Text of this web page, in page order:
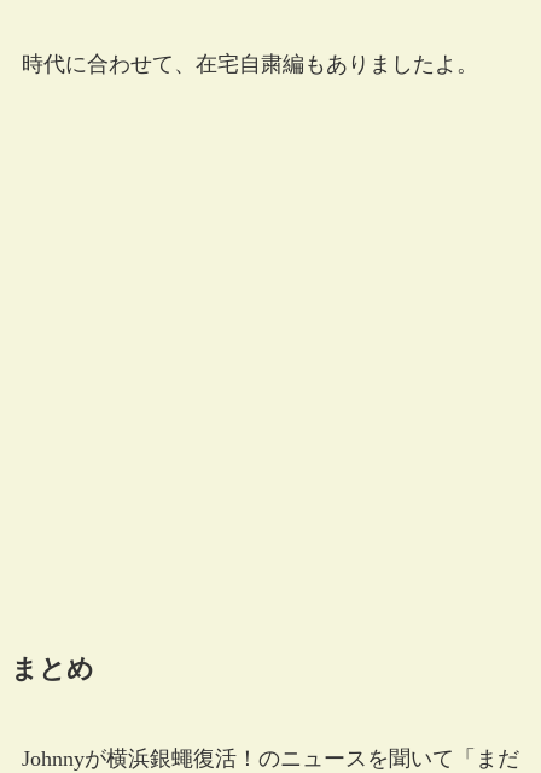
時代に合わせて、在宅自粛編もありましたよ。
まとめ
Johnnyが横浜銀蠅復活！のニュースを聞いて「まだ